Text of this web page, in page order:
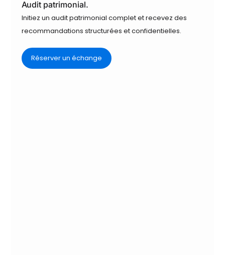
Audit patrimonial.
Initiez un audit patrimonial complet et recevez des
recommandations structurées et confidentielles.
Réserver un échange